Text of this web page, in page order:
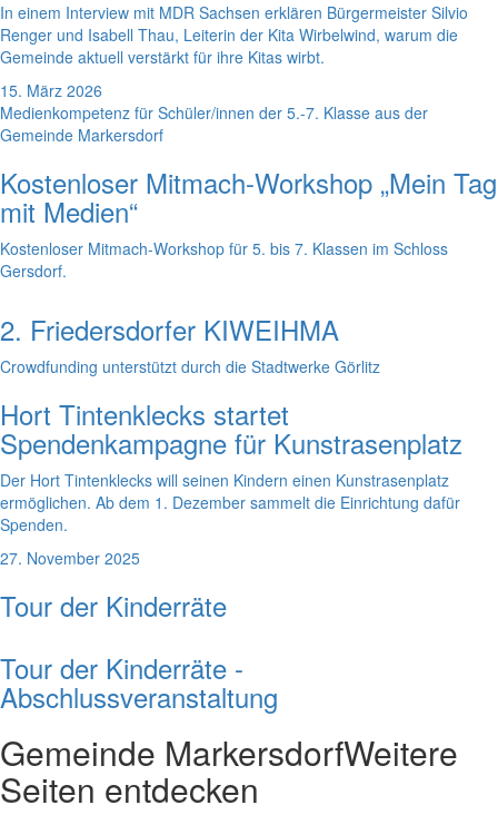
In einem Interview mit MDR Sachsen erklären Bürgermeister Silvio
Renger und Isabell Thau, Leiterin der Kita Wirbelwind, warum die
Gemeinde aktuell verstärkt für ihre Kitas wirbt.
15. März 2026
Medienkompetenz für Schüler/innen der 5.-7. Klasse aus der
Gemeinde Markersdorf
Kostenloser Mitmach-Workshop „Mein Tag
mit Medien“
Kostenloser Mitmach-Workshop für 5. bis 7. Klassen im Schloss
Gersdorf.
2. Friedersdorfer KIWEIHMA
Crowdfunding unterstützt durch die Stadtwerke Görlitz
Hort Tintenklecks startet
Spendenkampagne für Kunstrasenplatz
Der Hort Tintenklecks will seinen Kindern einen Kunstrasenplatz
ermöglichen. Ab dem 1. Dezember sammelt die Einrichtung dafür
Spenden.
27. November 2025
Tour der Kinderräte
Tour der Kinderräte -
Abschlussveranstaltung
Gemeinde MarkersdorfWeitere
Seiten entdecken